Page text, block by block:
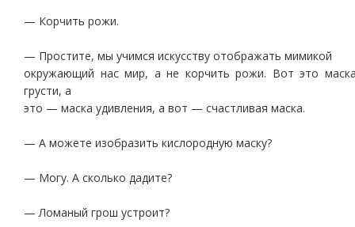
— Корчить рожи.
— Простите, мы учимся искусству отображать мимикой
окружающий нас мир, а не корчить рожи. Вот это
грусти, а
это — маска удивления, а вот — счастливая маска.
— А можете изобразить кислородную маску?
— Могу. А сколько дадите?
— Ломаный грош устроит?